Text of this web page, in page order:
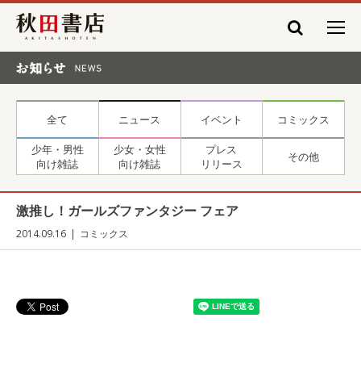
秋田書店
全て ニュース イベント コミックス
少年・男性
向け雑誌
少女・女性
向け雑誌
プレス
リリース
その他
激推し！ガールズファンタジー フェア
2014.09.16 コミックス